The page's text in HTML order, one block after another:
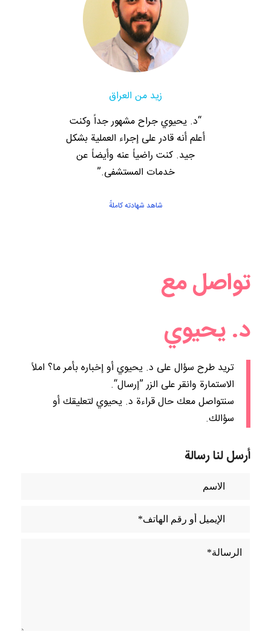
زيد من العراق
“د. يحيوي جراح مشهور جداً وكنت
أعلم أنه قادر على إجراء العملية بشكل
جيد. كنت راضياً عنه وأيضاً عن
خدمات المستشفى.”
شاهد شهادته كاملةً
تواصل مع
د. يحيوي
تريد طرح سؤال على د. يحيوي أو إخباره بأمر ما؟ املاً
الاستمارة وانقر على الزر ”إرسال“.
سنتواصل معك حال قراءة د. يحيويلتعليقك أو
سؤالك.
أرسل لنا رسالة